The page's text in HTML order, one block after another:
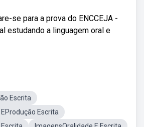
se para a prova do ENCCEJA -
estudando a linguagem oral e
Escrita
Escrita